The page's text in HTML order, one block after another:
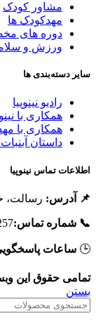
مشاور کودک
مهدکودک ها
دوره های
ورزش و
دسته‌بندی ها
رادیو نینوپیا
همکاری با نینوپیا
همکاری با
داستان آبنبات ها
تماس نینوپیا
آدرس: رسالت،
شماره تماس: 021
ساعات پاسخگویی:
حقوق این